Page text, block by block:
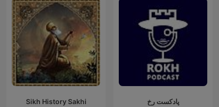
Sikh History Sakhi پادکست رخ